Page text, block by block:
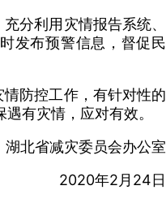
分利用灾情报告系统、
发布预警信息，督促民
防控工作，有针对性的
有灾情，应对有效。
湖北省减灾委员会办公室
2020年2月24日